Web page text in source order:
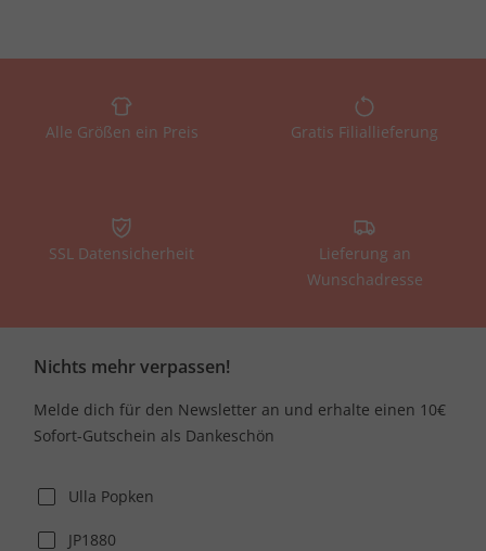
Alle Größen ein Preis Gratis Filiallieferung
SSL Datensicherheit
Lieferung an
Wunschadresse
Nichts mehr verpassen!
Melde dich für den Newsletter an und erhalte einen 10€
Sofort-Gutschein als Dankeschön
Ulla Popken
JP1880